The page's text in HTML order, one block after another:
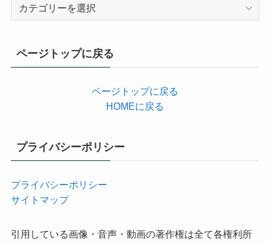
ページトップに戻る
ページトップに戻る
HOMEに戻る
プライバシーポリシー
プライバシーポリシー
サイトマップ
引用している画像・音声・動画の著作権は全て各権利所